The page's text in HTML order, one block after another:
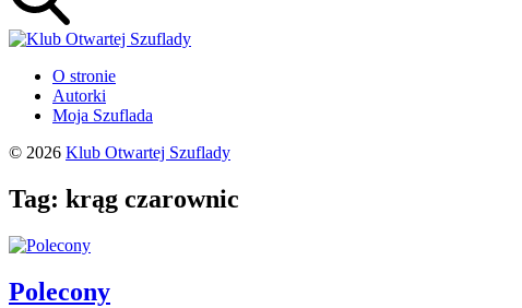
O stronie
Autorki
Moja Szuflada
© 2026 Klub Otwartej Szuflady
Tag: krąg czarownic
Polecony